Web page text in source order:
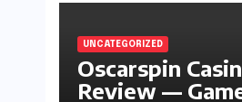
UNCATEGORIZED
Oscarspin
Review —